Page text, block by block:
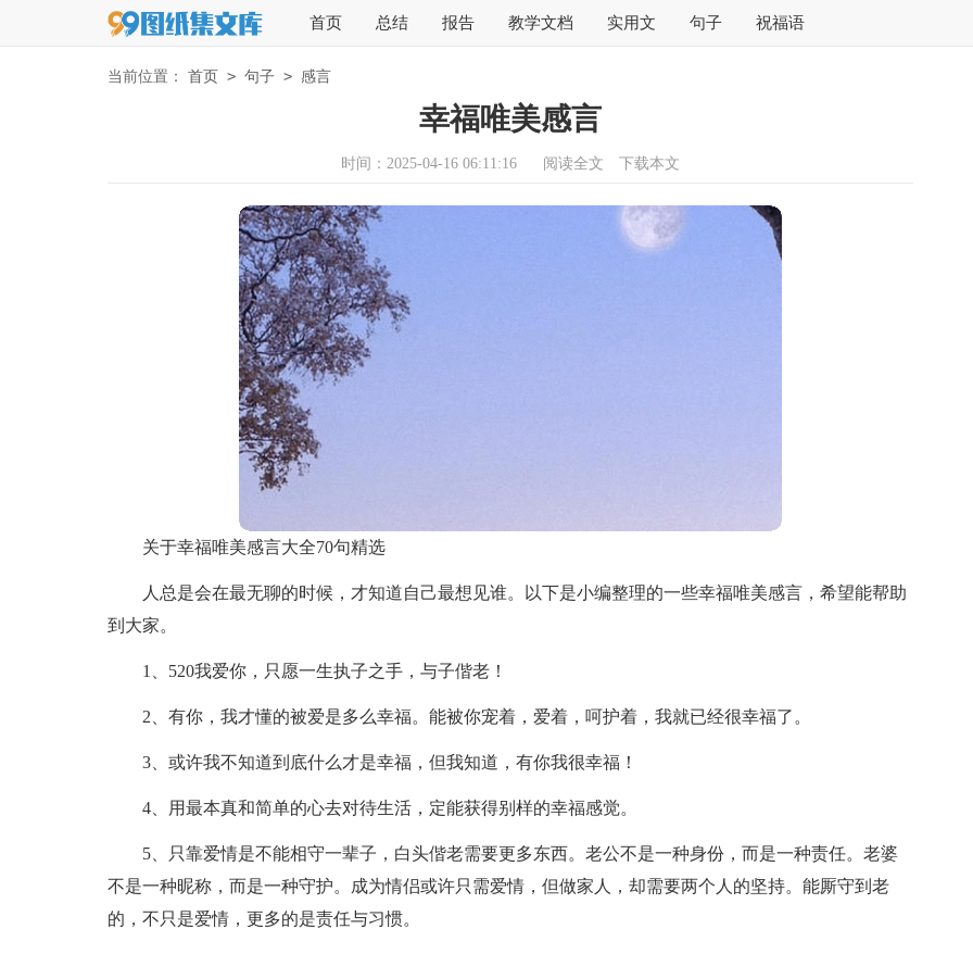
首页 总结 报告 教学文档 实用文 句子 祝福语
当前位置： 首页 > 句子 > 感言
幸福唯美感言
时间：2025-04-16 06:11:16 阅读全文 下载本文
关于幸福唯美感言大全70句精选
人总是会在最无聊的时候，才知道自己最想见谁。以下是小编整理的一些幸福唯美感言，希望能帮助
到大家。
1、520我爱你，只愿一生执子之手，与子偕老！
2、有你，我才懂的被爱是多么幸福。能被你宠着，爱着，呵护着，我就已经很幸福了。
3、或许我不知道到底什么才是幸福，但我知道，有你我很幸福！
4、用最本真和简单的心去对待生活，定能获得别样的幸福感觉。
5、只靠爱情是不能相守一辈子，白头偕老需要更多东西。老公不是一种身份，而是一种责任。老婆
不是一种昵称，而是一种守护。成为情侣或许只需爱情，但做家人，却需要两个人的坚持。能厮守到老
的，不只是爱情，更多的是责任与习惯。